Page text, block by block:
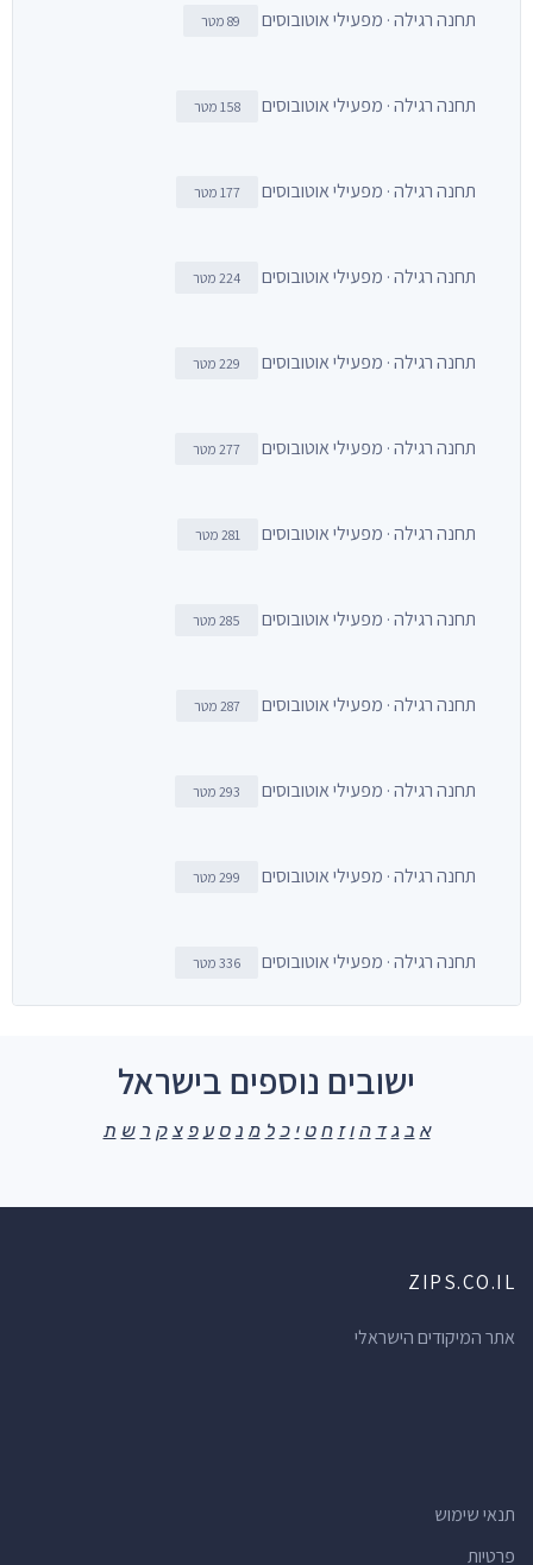
תחנה רגילה · מפעילי אוטובוסים 89 מטר
תחנה רגילה · מפעילי אוטובוסים 158 מטר
תחנה רגילה · מפעילי אוטובוסים 177 מטר
תחנה רגילה · מפעילי אוטובוסים 224 מטר
תחנה רגילה · מפעילי אוטובוסים 229 מטר
תחנה רגילה · מפעילי אוטובוסים 277 מטר
תחנה רגילה · מפעילי אוטובוסים 281 מטר
תחנה רגילה · מפעילי אוטובוסים 285 מטר
תחנה רגילה · מפעילי אוטובוסים 287 מטר
תחנה רגילה · מפעילי אוטובוסים 293 מטר
תחנה רגילה · מפעילי אוטובוסים 299 מטר
תחנה רגילה · מפעילי אוטובוסים 336 מטר
ישובים נוספים בישראל
א ב ג ד ה ו ז ח ט י כ ל מ נ ס ע פ צ ק ר ש ת
ZIPS.CO.IL
אתר המיקודים הישראלי
תנאי שימוש
פרטיות